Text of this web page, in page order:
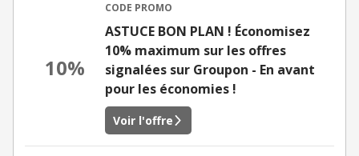
10%
CODE PROMO
ASTUCE BON PLAN ! Économisez
10% maximum sur les offres
signalées sur Groupon - En avant
pour les économies !
Voir l'offre